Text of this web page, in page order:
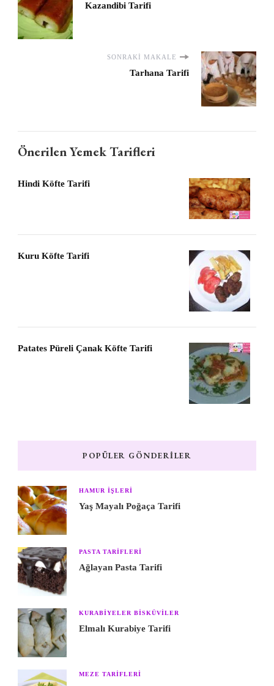
Kazandibi Tarifi
SONRAKI MAKALE
Tarhana Tarifi
Önerilen Yemek Tarifleri
Hindi Köfte Tarifi
Kuru Köfte Tarifi
Patates Püreli Çanak Köfte Tarifi
POPÜLER GÖNDERILER
HAMUR IŞLERI
Yaş Mayalı Poğaça Tarifi
PASTA TARIFLERI
Ağlayan Pasta Tarifi
KURABIYELER BISKÜVILER
Elmalı Kurabiye Tarifi
MEZE TARIFLERI